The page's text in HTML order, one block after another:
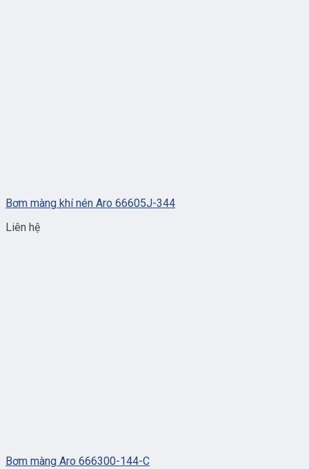
Bơm màng khí nén Aro 66605J-344
Liên hệ
Bơm màng Aro 666300-144-C